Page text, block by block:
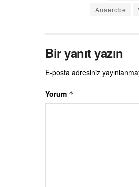
Anaerobe
Bir yanıt yazın
E-posta adresiniz
Yorum *